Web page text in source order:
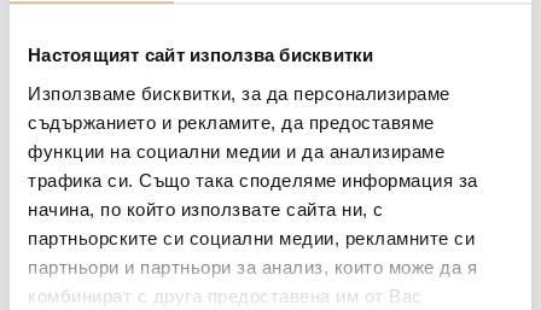
Настоящият сайт използва бисквитки
Използваме бисквитки, за да персонализираме
съдържанието и рекламите, да предоставяме
функции на социални медии и да анализираме
трафика си. Също така споделяме информация за
начина, по който използвате сайта ни, с
партньорските си социални медии, рекламните си
партньори и партньори за анализ, които може да я
комбинират с друга предоставена им от Вас
Michael’s work is always typified by organic
shapes and themes. The Fruit Collection offers
an interesting range of items for the home. Each
can stand on its own as a simple and charming
sculptural object that’s perfect for oneself or as
a gift. The fact that they also have a functional
more special.
“I have a particular love of fruits and their
ЗА МАСАТА
ТЕКСТИЛ ЗА ДОМА
АРОМАТИ ЗА ДОМА
ИЗКУСТВО И КНИГИ
ВИСОК КЛАС
BACCARAT
TOM DIXON
MICHAEL ARAM
ASSOULINE
SELETTI